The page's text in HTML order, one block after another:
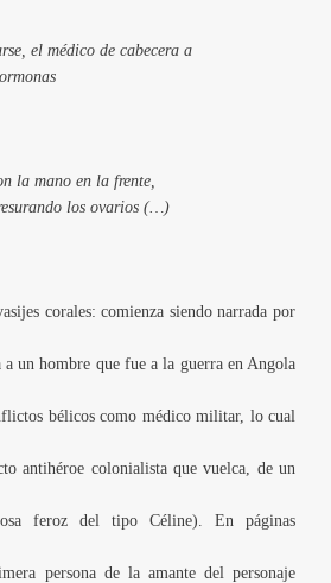
el médico de cabecera a
la mano en la frente,
los ovarios (…)
corales: comienza siendo narrada por
un hombre que fue a la guerra en Angola
bélicos como médico militar, lo cual
antihéroe colonialista que vuelca, de un
feroz del tipo Céline). En páginas
persona de la amante del personaje